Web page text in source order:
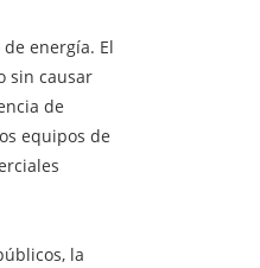
energía. El
sin causar
de
equipos de
la